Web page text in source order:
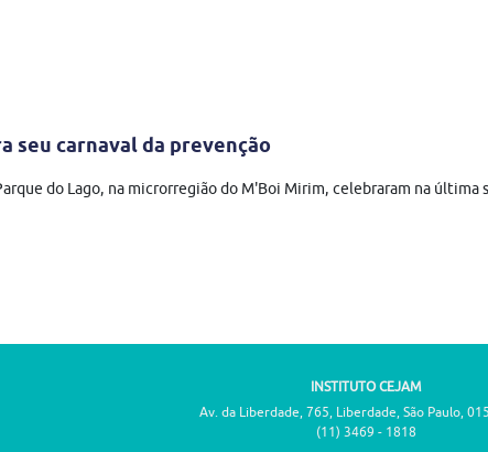
seu carnaval da prevenção
do Lago, na microrregião do M'Boi Mirim, celebraram na última
INSTITUTO CEJAM
Av. da Liberdade, 765, Liberdade, São Paulo,
(11) 3469 - 1818